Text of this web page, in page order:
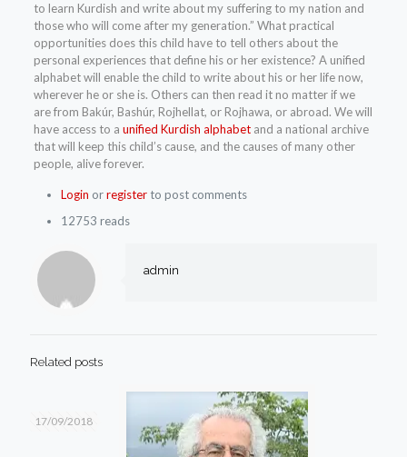
to learn Kurdish and write about my suffering to my nation and
those who will come after my generation.” What practical
opportunities does this child have to tell others about the
personal experiences that define his or her existence? A unified
alphabet will enable the child to write about his or her life now,
wherever he or she is. Others can then read it no matter if we
are from Bakúr, Bashúr, Rojhellat, or Rojhawa, or abroad. We will
have access to a unified Kurdish alphabetand a national archive
that will keep this child’s cause, and the causes of many other
people, alive forever.
Login orregisterto post comments
12753 reads
admin
Related posts
17/09/2018